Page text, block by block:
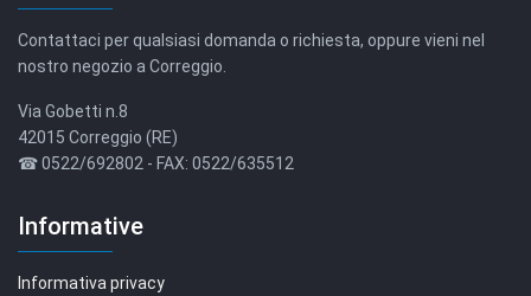
Contattaci per qualsiasi domanda o richiesta, oppure vieni nel
nostro negozio a Correggio.
Via Gobetti n.8
42015 Correggio (RE)
☎ 0522/692802 - FAX: 0522/635512
Informative
Informativa privacy